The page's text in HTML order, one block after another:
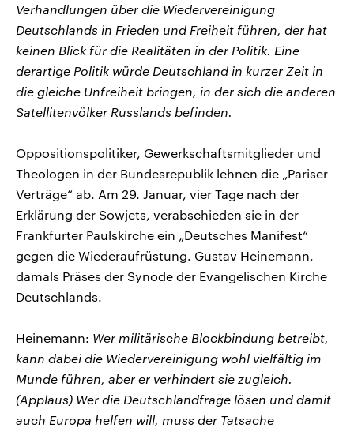
Verhandlungen über die Wiedervereinigung
Deutschlands in Frieden und Freiheit führen, der hat
keinen Blick für die Realitäten in der Politik. Eine
derartige Politik würde Deutschland in kurzer Zeit in
die gleiche Unfreiheit bringen, in der sich die anderen
Satellitenvölker Russlands befinden.
Oppositionspolitiker, Gewerkschaftsmitglieder und
Theologen in der Bundesrepublik lehnen die „Pariser
Verträge“ ab. Am 29. Januar, vier Tage nach der
Erklärung der Sowjets, verabschieden sie in der
Frankfurter Paulskirche ein „Deutsches Manifest“
gegen die Wiederaufrüstung. Gustav Heinemann,
damals Präses der Synode der Evangelischen Kirche
Deutschlands.
Heinemann: Wer militärische Blockbindung betreibt,
kann dabei die Wiedervereinigung wohl vielfältig im
Munde führen, aber er verhindert sie zugleich.
(Applaus) Wer die Deutschlandfrage lösen und damit
auch Europa helfen will, muss der Tatsache